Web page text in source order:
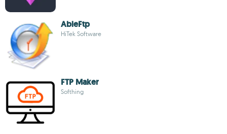
AbleFtp
HiTek Software
FTP Maker
Softhing